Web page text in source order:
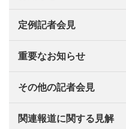
定例記者会見
重要なお知らせ
その他の記者会見
関連報道に関する見解